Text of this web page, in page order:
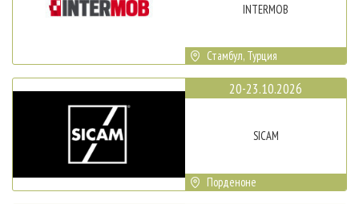
INTERMOB
Стамбул, Турция
20-23.10.2026
SICAM
Порденоне